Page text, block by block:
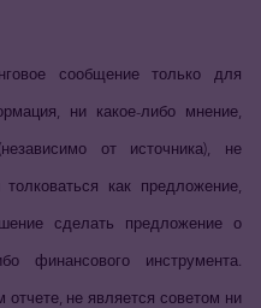
сообщение только для
ни какое-либо мнение,
от источника), не
как предложение,
сделать предложение о
финансового инструмента.
не является советом ни